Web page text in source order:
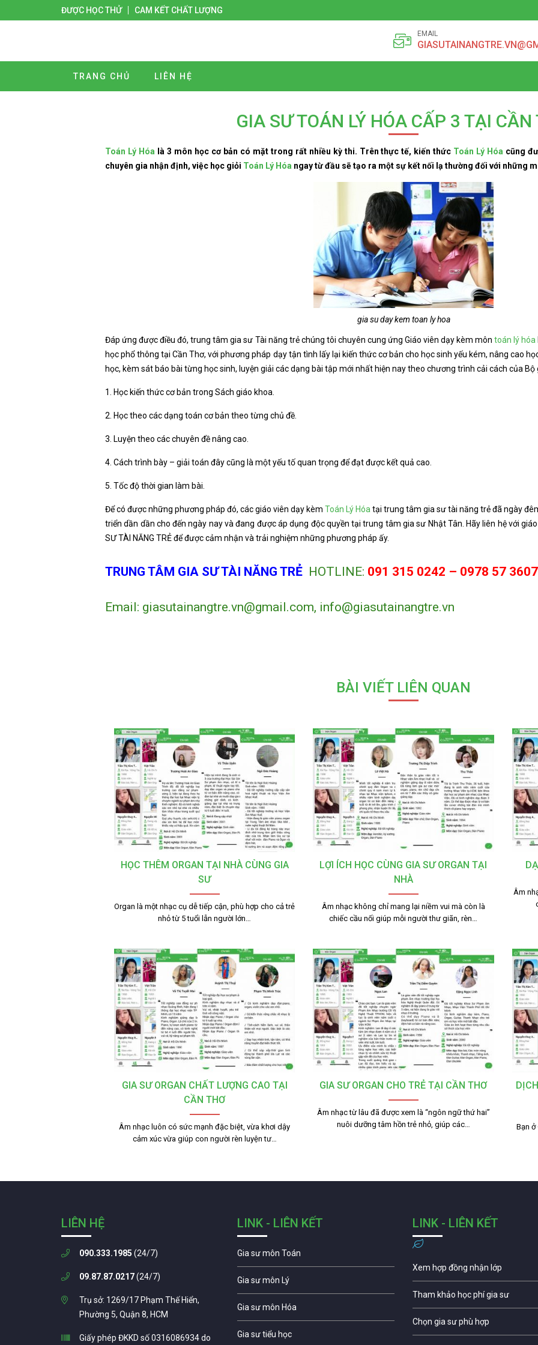
ĐƯỢC HỌC THỬ CAM KẾT CHẤT LƯỢNG
EMAIL
TRANG CHỦ LIÊN HỆ
GIA SƯ TOÁN LÝ HÓA CẤP 3 TẠI CẦN
Toán Lý Hóa là 3 môn học cơ bản có mặt trong rất nhiều kỳ thi. Trên thực tế, kiến thức Toán Lý Hóa cũng
chuyên gia nhận định, việc học giỏi Toán Lý Hóa ngay từ đầu sẽ tạo ra một sự kết nối lạ thường đối với những
gia su day kem toan ly hoa
Đáp ứng được điều đó, trung tâm gia sư Tài năng trẻ chúng tôi chuyên cung ứng Giáo viên dạy kèm môntoán lý hóa
học phổ thông tại Cần Thơ, với phương pháp dạy tận tình lấy lại kiến thức cơ bản cho học sinh yếu kém, nâng cao
học, kèm sát báo bài từng học sinh, luyện giải các dạng bài tập mới nhất hiện nay theo chương trình cải cách của
1. Học kiến thức cơ bản trong Sách giáo khoa.
2. Học theo các dạng toán cơ bản theo từng chủ đề.
3. Luyện theo các chuyên đề nâng cao.
4. Cách trình bày – giải toán đây cũng là một yếu tố quan trọng để đạt được kết quả cao.
5. Tốc độ thời gian làm bài.
Để có được những phương pháp đó, các giáo viên dạy kèm Toán Lý Hóa tại trung tâm gia sư tài năng trẻ đã ngày
triển dần dần cho đến ngày nay và đang được áp dụng độc quyền tại trung tâm gia sư Nhật Tân. Hãy liên hệ với
SƯ TÀI NĂNG TRẺ để được cảm nhận và trải nghiệm những phương pháp ấy.
TRUNG TÂM GIA SƯ TÀI NĂNG TRẺ HOTLINE: 091 315 0242 – 0978 57
Email: giasutainangtre.vn@gmail.com, info@giasutainangtre.vn
BÀI VIẾT LIÊN QUAN
HỌC THÊM ORGAN TẠI NHÀ CÙNG GIA
SƯ
Organ là một nhạc cụ dễ tiếp cận, phù hợp cho cả trẻ
nhỏ từ 5 tuổi lẫn người lớn…
LỢI ÍCH HỌC CÙNG GIA SƯ ORGAN TẠI
NHÀ
Âm nhạc không chỉ mang lại niềm vui mà còn là
chiếc cầu nối giúp mỗi người thư giãn, rèn…
Âm
GIA SƯ ORGAN CHẤT LƯỢNG CAO TẠI
CẦN THƠ
Âm nhạc luôn có sức mạnh đặc biệt, vừa khơi dậy
cảm xúc vừa giúp con người rèn luyện tư…
GIA SƯ ORGAN CHO TRẺ TẠI CẦN THƠ
Âm nhạc từ lâu đã được xem là “ngôn ngữ thứ hai”
nuôi dưỡng tâm hồn trẻ nhỏ, giúp các…
Bạn ở
LIÊN HỆ
090.333.1985 (24/7)
09.87.87.0217(24/7)
Trụ sở: 1269/17 Phạm Thế Hiển,
Phường 5, Quận 8, HCM
Giấy phép ĐKKD số 0316086934 do
LINK - LIÊN KẾT
Gia sư môn Toán
Gia sư môn Lý
Gia sư môn Hóa
Gia sư tiểu học
LINK - LIÊN KẾT
Xem hợp đồng nhận lớp
Tham khảo học phí gia sư
Chọn gia sư phù hợp